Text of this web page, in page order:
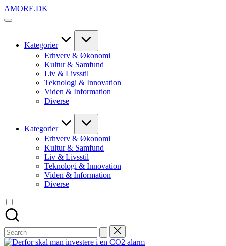
Skip
to
AMORE.DK
For
Kategorier
Erhverv & Økonomi
Kultur & Samfund
Liv & Livsstil
Teknologi & Innovation
Viden & Information
Diverse
Kategorier
Erhverv & Økonomi
Kultur & Samfund
Liv & Livsstil
Teknologi & Innovation
Viden & Information
Diverse
Search
for: